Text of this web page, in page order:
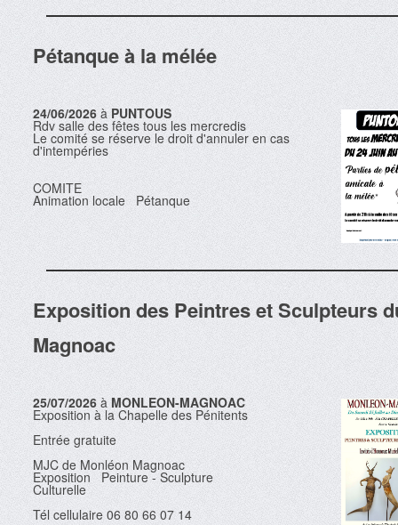
Pétanque à la mélée
24/06/2026 à PUNTOUS
Rdv salle des fêtes tous les mercredis
Le comité se réserve le droit d'annuler en cas
d'intempéries
COMITE
Animation locale Pétanque
Exposition des Peintres et Sculpteurs
Magnoac
25/07/2026 àMONLEON-MAGNOAC
Exposition à la Chapelle des Pénitents
Entrée gratuite
MJC de Monléon Magnoac
Exposition Peinture - Sculpture
Culturelle
Tél cellulaire 06 80 66 07 14